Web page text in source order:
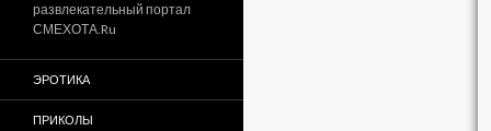
развлекательный портал
СМЕХОТА.Ru
ЭРОТИКА
ПРИКОЛЫ